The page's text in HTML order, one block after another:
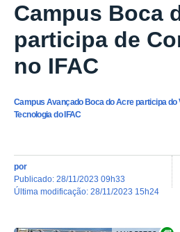
Campus Boca
participa de
no IFAC
Campus Avançado Boca do Acre participa do
Tecnologia do IFAC
por
publicado: 28/11/2023 09h33
última modificação: 28/11/2023 15h24